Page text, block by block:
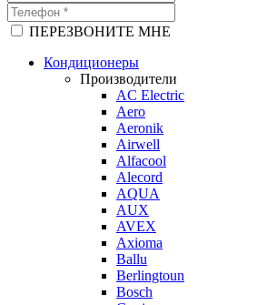
ПЕРЕЗВОНИТЕ МНЕ
Кондиционеры
Производители
AC Electric
Aero
Aeronik
Airwell
Alfacool
Alecord
AQUA
AUX
AVEX
Axioma
Ballu
Berlingtoun
Bosch